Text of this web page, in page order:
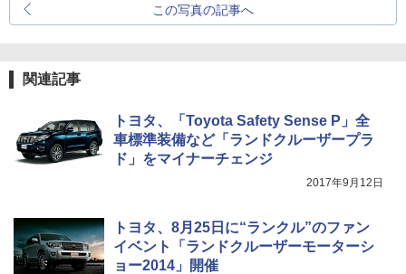
この写真の記事へ
関連記事
トヨタ、「Toyota Safety Sense P」全
車標準装備など「ランドクルーザープラ
ド」をマイナーチェンジ
2017年9月12日
トヨタ、8月25日に“ランクル”のファン
イベント「ランドクルーザーモーターシ
ョー2014」開催